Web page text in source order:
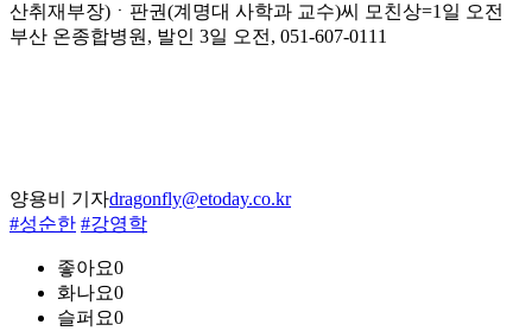
산취재부장)ㆍ판권(계명대 사학과 교수)씨 모친상=1일 오전
부산 온종합병원, 발인 3일 오전, 051-607-0111
양용비 기자dragonfly@etoday.co.kr
#성순한 #강영학
좋아요0
화나요0
슬퍼요0